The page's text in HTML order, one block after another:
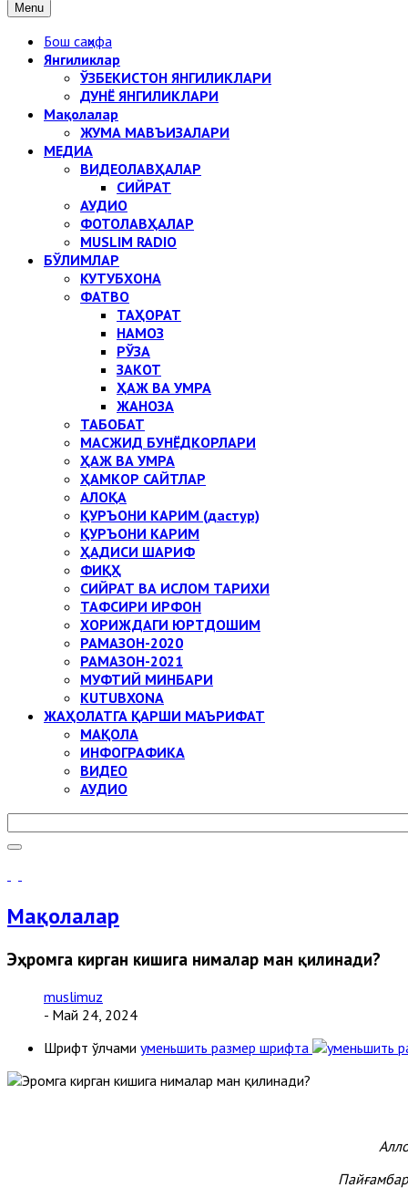
Menu
Бош саҳифа
Янгиликлар
ЎЗБЕКИСТОН ЯНГИЛИКЛАРИ
ДУНЁ ЯНГИЛИКЛАРИ
Мақолалар
ЖУМА МАВЪИЗАЛАРИ
МЕДИА
ВИДЕОЛАВҲАЛАР
СИЙРАТ
АУДИО
ФОТОЛАВҲАЛАР
MUSLIM RADIO
БЎЛИМЛАР
КУТУБХОНА
ФАТВО
ТАҲОРАТ
НАМОЗ
РЎЗА
ЗАКОТ
ҲАЖ ВА УМРА
ЖАНОЗА
ТАБОБАТ
МАСЖИД БУНЁДКОРЛАРИ
ҲАЖ ВА УМРА
ҲАМКОР САЙТЛАР
АЛОҚА
ҚУРЪОНИ КАРИМ (дастур)
ҚУРЪОНИ КАРИМ
ҲАДИСИ ШАРИФ
ФИҚҲ
СИЙРАТ ВА ИСЛОМ ТАРИХИ
ТАФСИРИ ИРФОН
ХОРИЖДАГИ ЮРТДОШИМ
РАМАЗОН-2020
РАМАЗОН-2021
МУФТИЙ МИНБАРИ
KUTUBXONA
ЖАҲОЛАТГА ҚАРШИ МАЪРИФАТ
МАҚОЛА
ИНФОГРАФИКА
ВИДЕО
АУДИО
Мақолалар
Эҳромга кирган кишига нималар ман қилинади?
muslimuz
- Май 24, 2024
Шрифт ўлчами уменьшить размер шрифта